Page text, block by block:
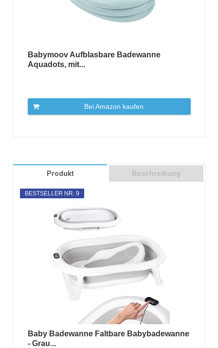
Babymoov Aufblasbare Badewanne
Aquadots, mit...
Bei Amazon kaufen
Produkt Beschreibung
BESTSELLER NR. 9
Baby Badewanne Faltbare Babybadewanne
- Grau...